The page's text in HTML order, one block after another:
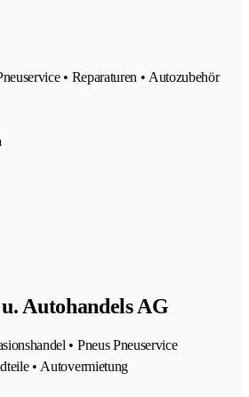
• Reparaturen • Autozubehör
Autohandels AG
• Pneus Pneuservice
• Autovermietung